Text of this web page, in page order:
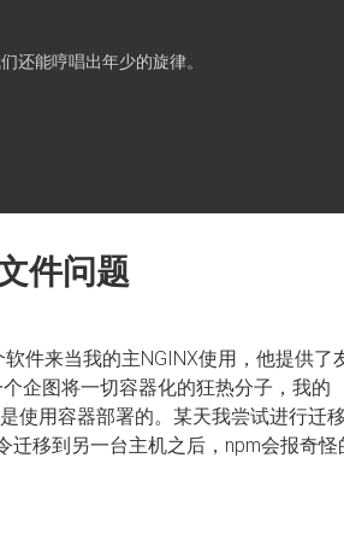
还能哼唱出年少的旋律。
件问题
件来当我的主NGINX使用，他提供了
企图将一切容器化的狂热分子，我的
使用容器部署的。某天我尝试进行迁
移到另一台主机之后，npm会报奇怪